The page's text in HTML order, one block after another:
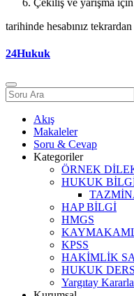
tarihinde hesabınız
24Hukuk
Akış
Makaleler
Soru & Cevap
Kategoriler
ÖRNEK
HUKUK
HAP BİLGİ
HMGS
KPSS
HAKİMLİK
HUKUK
Yargıtay